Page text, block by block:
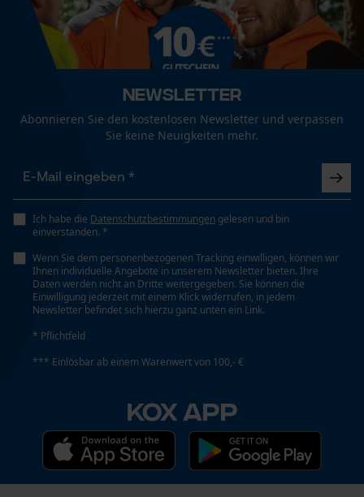
Newsletter
Abonnieren Sie den kostenlosen Newsletter und verpassen
Sie keine Neuigkeiten mehr.
Ich habe die Datenschutzbestimmungen gelesen und bin
einverstanden. *
Wenn Sie dem personenbezogenen Tracking einwilligen, können wir
Ihnen individuelle Angebote in unserem Newsletter bieten. Ihre
Daten werden nicht an Dritte weitergegeben. Sie können die
Einwilligung jederzeit mit einem Klick widerrufen, in jedem
Newsletter befindet sich hierzu ganz unten ein Link.
* Pflichtfeld
*** Einlösbar ab einem Warenwert von 100,- €
KOX APP
Funktionale Cookies
Gespeicherter Warenkorb
YouTube-Videos
Kontaktaufnahme per Chat
Marketing Cookies
Google Global Site Tag
Microsoft Advertising Universal
Event Tracking
Facebook Pixel